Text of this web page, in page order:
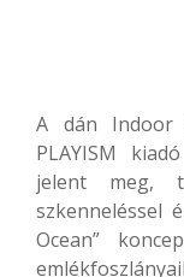
A dán Indoor
PLAYISM
jelent meg,
szkenneléssel
Ocean”